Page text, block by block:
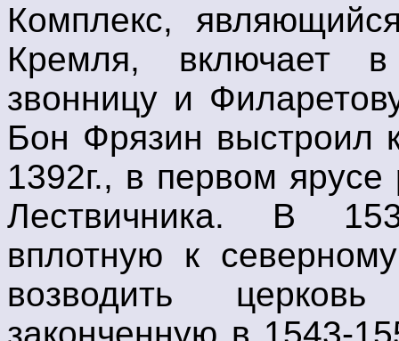
Комплекс,
Кремля, включает
звонницу и
Бон Фрязин выстроил
1392г., в первом
Лествичника. В
вплотную к
возводить